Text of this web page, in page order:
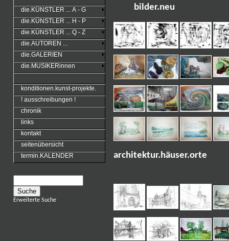
die.KÜNSTLER ... A - G
die.KÜNSTLER ... H - P
die.KÜNSTLER ... Q - Z
die.AUTOREN ...
die.GALERIEN
die.MUSIKERinnen
konditionen.kunst-projekte.
! ausschreibungen !
chronik
links
kontakt
seitenübersicht
termin.KALENDER
Erweiterte Suche
bilder.neu
architektur.häuser.orte